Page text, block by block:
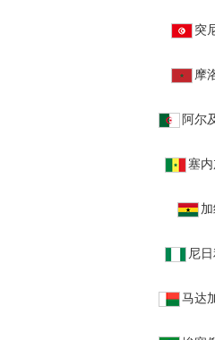
突
摩
阿尔
塞
尼
马达